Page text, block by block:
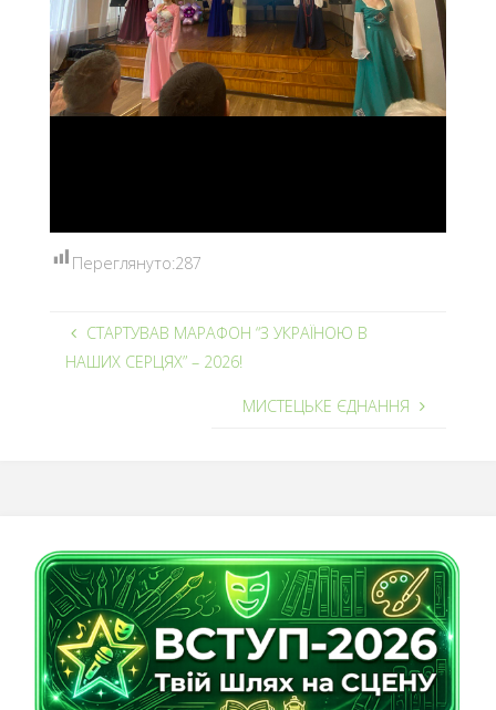
Переглянуто:287
СТАРТУВАВ МАРАФОН “З УКРАЇНОЮ В
НАШИХ СЕРЦЯХ” – 2026!
МИСТЕЦЬКЕ ЄДНАННЯ